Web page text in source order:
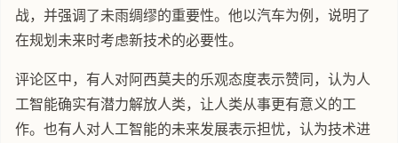
战，并强调了未雨绸缪的重要性。他以汽车为例，说明了
在规划未来时考虑新技术的必要性。
评论区中，有人对阿西莫夫的乐观态度表示赞同，认为人
工智能确实有潜力解放人类，让人类从事更有意义的工
作。也有人对人工智能的未来发展表示担忧，认为技术进